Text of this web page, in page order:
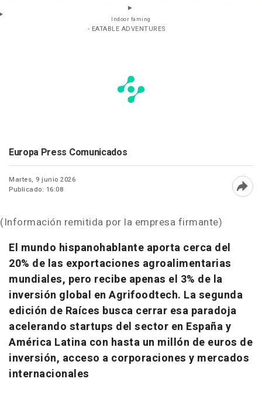
Indoor faming
- EATABLE ADVENTURES
Europa Press Comunicados
Martes, 9 junio 2026
Publicado: 16:08
(Información remitida por la empresa firmante)
El mundo hispanohablante aporta cerca del
20% de las exportaciones agroalimentarias
mundiales, pero recibe apenas el 3% de la
inversión global en Agrifoodtech. La segunda
edición de Raíces busca cerrar esa paradoja
acelerando startups del sector en España y
América Latina con hasta un millón de euros de
inversión, acceso a corporaciones y mercados
internacionales